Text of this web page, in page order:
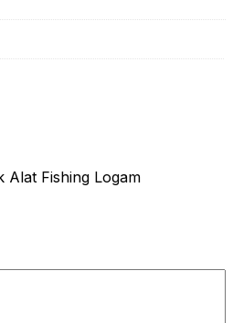
Alat Fishing Logam